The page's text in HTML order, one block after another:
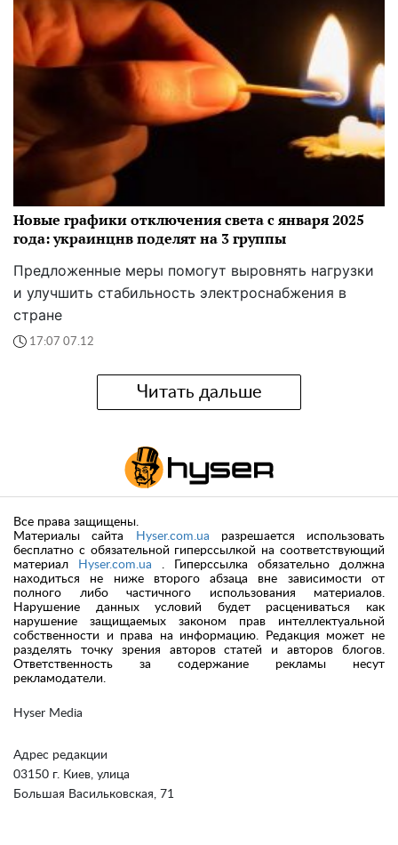
Новые графики отключения света с января 2025
года: украинцнв поделят на 3 группы
Предложенные меры помогут выровнять нагрузки
и улучшить стабильность электроснабжения в
стране
17:07 07.12
Читать дальше
Hyser Media
Адрес редакции
03150 г. Киев, улица
Большая Васильковская, 71
Все права защищены.
Материалы сайта
Hyser.com.ua разрешается использовать
бесплатно с обязательной гиперссылкой на соответствующий
материал
Hyser.com.ua . Гиперссылка обязательно должна
находиться не ниже второго абзаца вне зависимости от
полного либо частичного использования материалов.
Нарушение данных условий будет расцениваться как
нарушение защищаемых законом прав интеллектуальной
собственности и права на информацию. Редакция может не
разделять точку зрения авторов статей и авторов блогов.
Ответственность за содержание рекламы несут
рекламодатели.